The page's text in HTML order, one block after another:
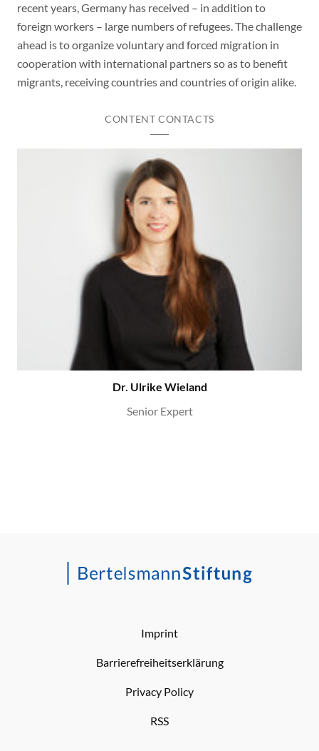
recent years, Germany has received – in addition to
foreign workers – large numbers of refugees. The challenge
ahead is to organize voluntary and forced migration in
cooperation with international partners so as to benefit
migrants, receiving countries and countries of origin alike.
CONTENT CONTACTS
Dr. Ulrike Wieland
Senior Expert
Imprint
Barrierefreiheitserklärung
Privacy Policy
RSS